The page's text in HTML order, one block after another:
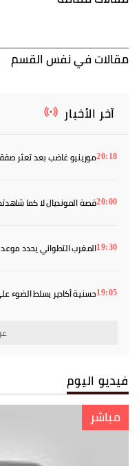
مقالات في نفس القسم
آخر الأخبار
20:18مورينيو غاضب بعد تعثر
20:00قصة المونديال لا كما
19:30المغرب التطواني يحدد موعد
19:05حسنية أكادير يسلط الضوء
فيديو اليوم
مباشر